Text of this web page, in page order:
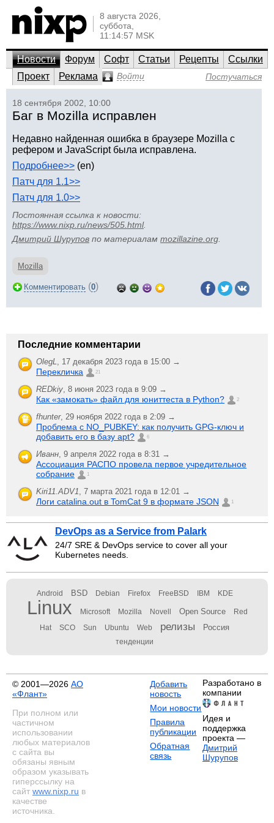
8 августа 2026,
суббота,
11:14:57 MSK
Новости Форум Софт Статьи Рецепты
Ссылки
Проект
Реклама Войти Постучаться
18 сентября 2002, 10:00
Баг в Mozilla исправлен
Недавно найденная ошибка в браузере Mozilla с
рефером и JavaScript была исправлена.
Подробнее>> (en)
Патч для 1.1>>
Патч для 1.0>>
Постоянная ссылка к новости:
https://www.nixp.ru/news/505.html.
Дмитрий Шурупов по материалам mozillazine.org
Mozilla
Комментировать (0)
Последние комментарии
OlegL, 17 декабря 2023 года в 15:00 →
Перекличка 21
REDkiy, 8 июня 2023 года в 9:09 →
Как «замокать» файл для юниттеста в Python? 2
fhunter, 29 ноября 2022 года в 2:09 →
Проблема с NO_PUBKEY: как получить GPG-ключ и
добавить его в базу apt?
6
Иванн, 9 апреля 2022 года в 8:31 →
Ассоциация РАСПО провела первое учредительное
собрание
1
Kiri11.ADV1, 7 марта 2021 года в 12:01 →
Логи catalina.out в TomCat 9 в формате JSON 1
DevOps as a Service from Palark
24/7 SRE & DevOps service to cover all your
Kubernetes needs.
Android BSD Debian Firefox FreeBSD IBM KDE
Linux Microsoft Mozilla Novell Open Source Red
Hat SCO Sun Ubuntu Web релизы Россия
тенденции
© 2001—2026 АО
«Флант»
При полном или
частичном
использовании
любых материалов
с сайта вы
обязаны явным
образом указывать
гиперссылку на
сайт www.nixp.ru в
качестве
источника.
Добавить
новость
Мои новости
Правила
публикации
Обратная
связь
Разработано в
компании
Идея и
поддержка
проекта —
Дмитрий
Шурупов